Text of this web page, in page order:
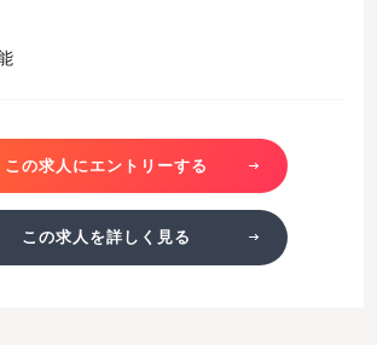
この求人にエントリーする
この求人を詳しく見る